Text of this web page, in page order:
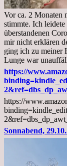
Vor ca. 2 Monaten
stimmte. Ich
überstandenen
mir nicht erklären
ging ich zu meiner
Lunge war
https://
https://
Sonnabend,